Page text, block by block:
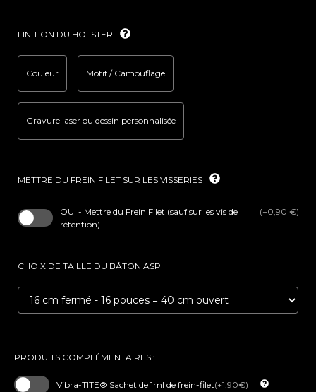
CHOIX DE TAILLE DU BÂTON ASP
FINITION DU HOLSTER
Couleur Motif / Camouflage
Gravure laser ou dessin personnalisée
METTRE DU FREIN FILET SUR LES VISSERIES
OUI - Mettre du Frein Filet (sauf sur les vis de
rétention)
(+0,90 €)
PRODUITS COMPLÉMENTAIRES :
Vibra-TITE® Sachet de 1ml de frein-filet(+1.90€)